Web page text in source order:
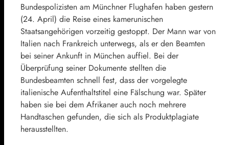
Bundespolizisten am Münchner Flughafen haben gestern
(24. April) die Reise eines kamerunischen
Staatsangehörigen vorzeitig gestoppt. Der Mann war von
Italien nach Frankreich unterwegs, als er den Beamten
bei seiner Ankunft in München auffiel. Bei der
Überprüfung seiner Dokumente stellten die
Bundesbeamten schnell fest, dass der vorgelegte
italienische Aufenthaltstitel eine Fälschung war. Später
haben sie bei dem Afrikaner auch noch mehrere
Handtaschen gefunden, die sich als Produktplagiate
herausstellten.